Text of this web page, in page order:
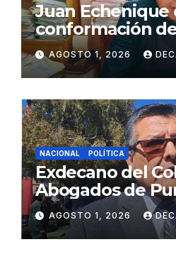
Juan Echenique
conformación
gabinete
Fujimori
AGOSTO 1, 2026
NACIONAL POLÍTICA
Exdecano del
Abogados de
propuestas
ciudadana
AGOSTO 1, 2026